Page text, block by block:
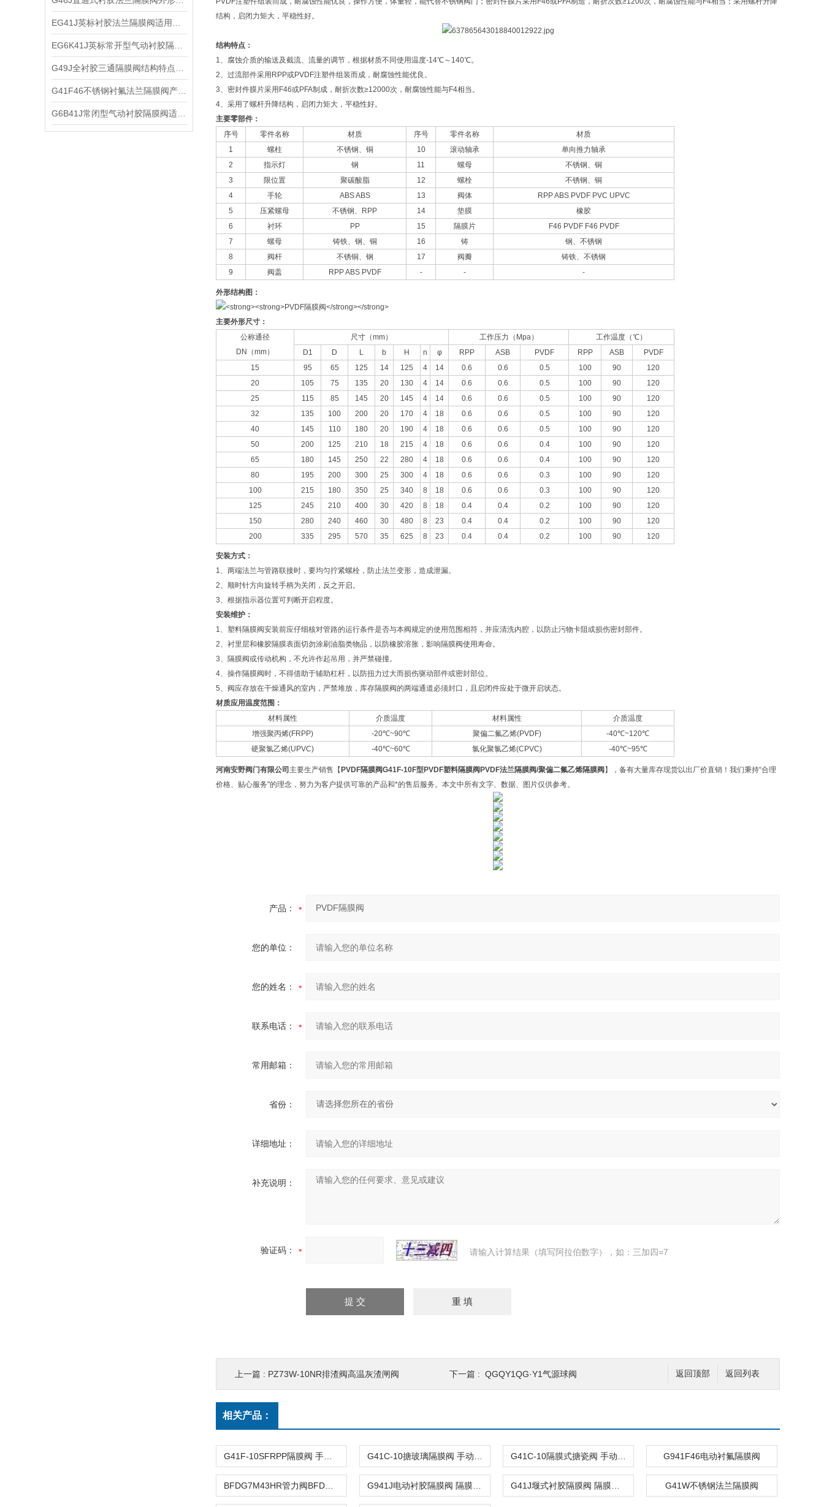
结构，启闭力矩大，平稳性好。
结构特点：
1、腐蚀介质的输送及截流、流量的调节，根据材质不同使用温度-14℃～140℃。
2、过流部件采用RPP或PVDF注塑件组装而成，耐腐蚀性能优良。
3、密封件膜片采用F46或PFA制成，耐折次数≥12000次，耐腐蚀性能与F4相当。
4、采用了螺杆升降结构，启闭力矩大，平稳性好。
主要零部件：
序号
零件名称 材质 序号 零件名称
材质
1
螺柱 不锈钢、铜 10 滚动轴承
单向推力轴承
2
指示灯 钢 11 螺母
不锈钢、铜
3
限位置 聚碳酸脂 12 螺栓
不锈钢、铜
4
手轮 ABS ABS 13 阀体
RPP ABS PVDF PVC UPVC
5
压紧螺母 不锈钢、 RPP 14 垫膜
橡胶
6
衬环 PP 15 隔膜片
F46 PVDF F46 PVDF
7
螺母 铸铁、钢、铜 16 铸
钢、不锈钢
8
阀杆 不锈铜、钢 17 阀瓣
铸铁、不锈钢
9
阀盖 RPP ABS PVDF - - -
外形结构图：
主要外形尺寸：
公称通径
DN（mm）
尺寸（mm） 工作压力（ Mpa） 工作温度（℃）
D1
D L b H n φ RPP ASB PVDF RPP ASB
PVDF
15
95 65 125 14 125 4 14 0.6 0.6 0.5 100 90
120
20
105 75 135 20 130 4 14 0.6 0.6 0.5 100 90
120
25
115 85 145 20 145 4 14 0.6 0.6 0.5 100 90
120
32
135 100 200 20 170 4 18 0.6 0.6 0.5 100 90
120
40
145 110 180 20 190 4 18 0.6 0.6 0.5 100 90
120
50
200 125 210 18 215 4 18 0.6 0.6 0.4 100 90
120
65
180 145 250 22 280 4 18 0.6 0.6 0.4 100 90
120
80
195 200 300 25 300 4 18 0.6 0.6 0.3 100 90
120
100
215 180 350 25 340 8 18 0.6 0.6 0.3 100 90
120
125
245 210 400 30 420 8 18 0.4 0.4 0.2 100 90
120
150
280 240 460 30 480 8 23 0.4 0.4 0.2 100 90
120
200
335 295 570 35 625 8 23 0.4 0.4 0.2 100 90 120
安装方式：
1、两端法兰与管路联接时，要均匀拧紧螺栓，防止法兰变形，造成泄漏。
2、顺时针方向旋转手柄为关闭，反之开启。
3、根据指示器位置可判断开启程度。
安装维护：
1、塑料隔膜阀安装前应仔细核对管路的运行条件是否与本阀规定的使用范围相符，并应清洗内腔，以防止污物卡阻或损伤密封部件。
2、衬里层和橡胶隔膜表面切勿涂刷油脂类物品，以防橡胶溶胀，影响隔膜阀使用寿命。
3、隔膜阀或传动机构，不允许作起吊用，并严禁碰撞。
4、操作隔膜阀时，不得借助于辅助杠杆，以防扭力过大而损伤驱动部件或密封部位。
5、阀应存放在干燥通风的室内，严禁堆放，库存隔膜阀的两端通道必须封口，且启闭件应处于微开启状态。
材质应用温度范围：
材料属性
介质温度 材料属性
介质温度
增强聚丙烯(FRPP) -20℃~90℃ 聚偏二氟乙烯(PVDF)
-40℃~120℃
硬聚氯乙烯(UPVC) -40℃~60℃ 氯化聚氯乙烯(CPVC) -40℃~95℃
河南安野阀门有限公司 主要生产销售【 PVDF隔膜阀G41F-10F型PVDF塑料隔膜阀 PVDF法兰隔膜阀/聚偏二氟乙烯隔膜阀 】，备有大量库存现货以出厂价直销！我们秉持“合理
价格、贴心服务"的理念，努力为客户提供可靠的产品和*的售后服务。本文中所有文字、数据、图片仅供参考。
产品：
您的单位：
您的姓名：
联系电话：
常用邮箱：
省份：
详细地址：
补充说明：
验证码： 请输入计算结果（填写阿拉伯数字），如：三加四=7
返回列表
返回顶部
上一篇 : PZ73W-10NR排渣阀高温灰渣闸阀 下一篇 : QGQY1QG·Y1气源球阀
相关产品：
G941F46电动衬氟隔膜阀
G41W不锈钢法兰隔膜阀